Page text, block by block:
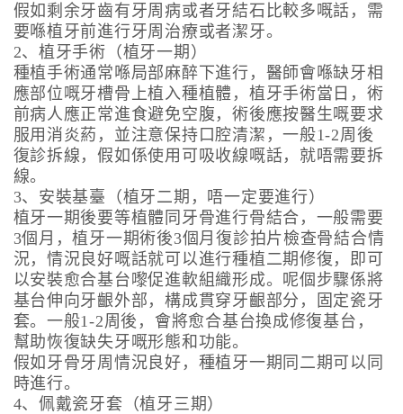
假如剩余牙齒有牙周病或者牙結石比較多嘅話，需
要喺植牙前進行牙周治療或者潔牙。
2、植牙手術（植牙一期）
種植手術通常喺局部麻醉下進行，醫師會喺缺牙相
應部位嘅牙槽骨上植入種植體，植牙手術當日，術
前病人應正常進食避免空腹，術後應按醫生嘅要求
服用消炎葯，並注意保持口腔清潔，一般1-2周後
復診拆線，假如係使用可吸收線嘅話，就唔需要拆
線。
3、安裝基臺（植牙二期，唔一定要進行）
植牙一期後要等植體同牙骨進行骨結合，一般需要
3個月，植牙一期術後3個月復診拍片檢查骨結合情
況，情況良好嘅話就可以進行種植二期修復，即可
以安裝愈合基台嚟促進軟組織形成。呢個步驟係將
基台伸向牙齦外部，構成貫穿牙齦部分，固定瓷牙
套。一般1-2周後，會將愈合基台換成修復基台，
幫助恢復缺失牙嘅形態和功能。
假如牙骨牙周情況良好，種植牙一期同二期可以同
時進行。
4、佩戴瓷牙套（植牙三期）